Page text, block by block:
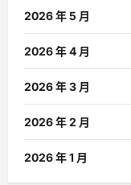
2026 年 5 月
2026 年 4 月
2026 年 3 月
2026 年 2 月
2026 年 1 月